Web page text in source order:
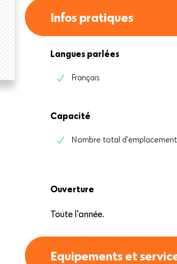
Infos pratiques
Langues parlées
Français
Capacité
Nombre total
Ouverture
Toute l'année.
Equipements et